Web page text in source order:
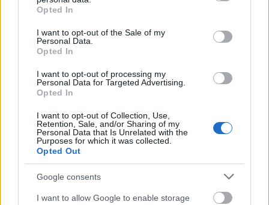
grant or deny consent to Google and its third-party tags to
use your data for below specified purposes in below Google
consent section.
Opted In
I want to opt-out of the Sale of my
Personal Data.
Opted In
I want to opt-out of processing my
Personal Data for Targeted Advertising.
Opted In
I want to opt-out of Collection, Use,
Retention, Sale, and/or Sharing of my
Personal Data that Is Unrelated with the
Purposes for which it was collected.
Opted Out
Google consents
I want to allow Google to enable storage